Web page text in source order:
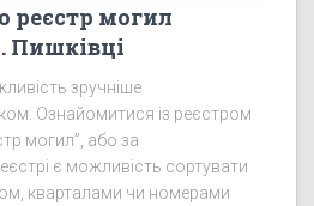
реєстр могил
Пишківці
зручніше
Ознайомитися із реєстром
могил”, або за
є можливість сортувати
кварталами чи номерами